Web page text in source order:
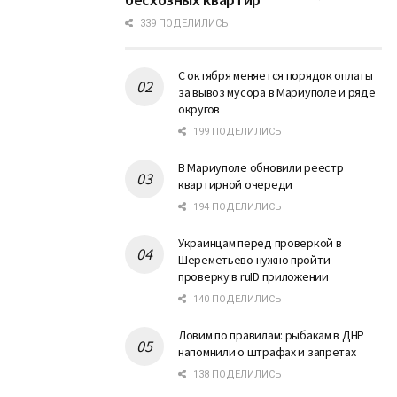
339 ПОДЕЛИЛИСЬ
С октября меняется порядок оплаты
за вывоз мусора в Мариуполе и ряде
округов
199 ПОДЕЛИЛИСЬ
В Мариуполе обновили реестр
квартирной очереди
194 ПОДЕЛИЛИСЬ
Украинцам перед проверкой в
Шереметьево нужно пройти
проверку в ruID приложении
140 ПОДЕЛИЛИСЬ
Ловим по правилам: рыбакам в ДНР
напомнили о штрафах и запретах
138 ПОДЕЛИЛИСЬ